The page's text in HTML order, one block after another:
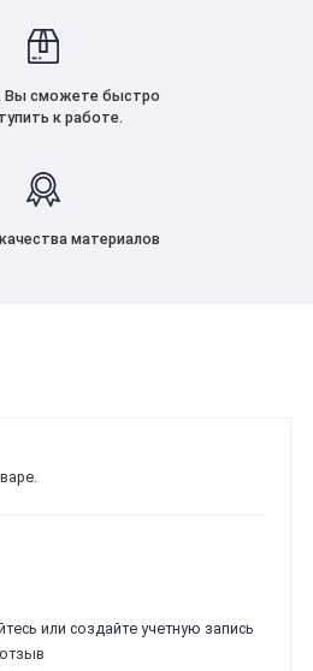
Вы сможете быстро
к работе.
материалов
или создайте учетную запись